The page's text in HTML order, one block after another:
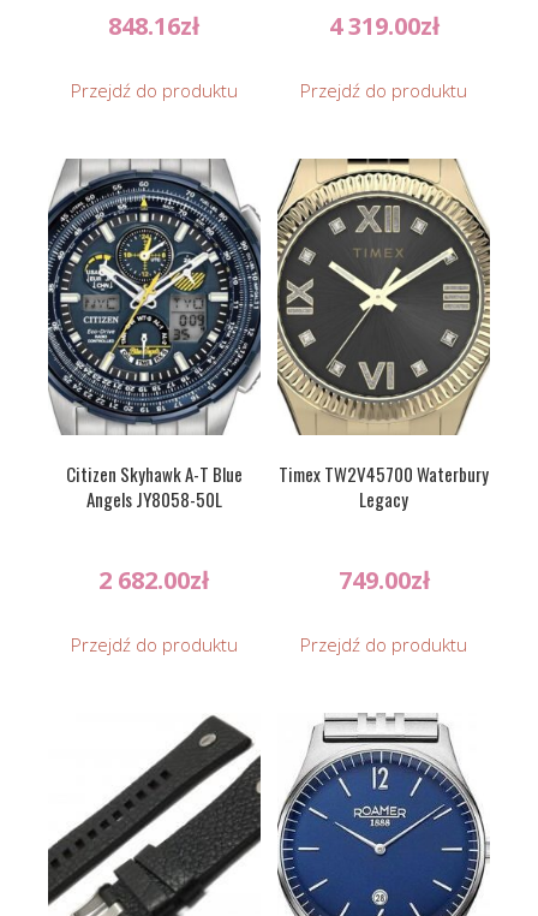
848.16zł
Przejdź do produktu
4 319.00zł
Przejdź do produktu
Citizen Skyhawk A-T Blue
Angels JY8058-50L
2 682.00zł
Przejdź do produktu
Timex TW2V45700 Waterbury
Legacy
749.00zł
Przejdź do produktu